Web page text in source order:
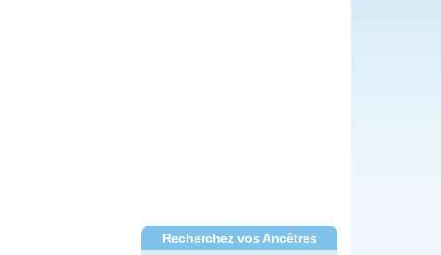
Recherchez vos Ancêtres